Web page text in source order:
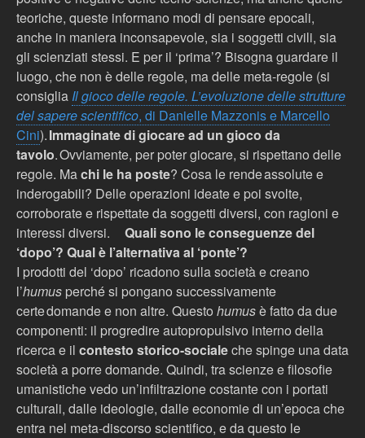
teoriche, queste informano modi di pensare epocali,
anche in maniera inconsapevole, sia i soggetti civili, sia
gli scienziati stessi. E per il ‘prima’? Bisogna guardare il
luogo, che non è delle regole, ma delle meta-regole (si
consiglia Il gioco delle regole. L’evoluzione delle strutture
del sapere scientifico, di Danielle Mazzonis e Marcello
Cini).Immaginate di giocare ad un gioco da
tavolo. Ovviamente, per poter giocare, si rispettano delle
regole. Machi le ha poste? Cosa le rende assolute e
inderogabili? Delle operazioni ideate e poi svolte,
corroborate e rispettate da soggetti diversi, con ragioni e
interessi diversi.
Quali sono le conseguenze del
‘dopo’? Qual è l’alternativa al ‘ponte’?
I prodotti del ‘dopo’ ricadono sulla società e creano
l’humus perché si pongano successivamente
certe domande e non altre. Questo humusèfatto da due
componenti: il progredire autopropulsivo interno della
ricerca e il contesto storico-socialeche spinge una data
società a porre domande. Quindi, tra scienze e filosofie
umanistiche vedo un’infiltrazione costante con i portati
culturali, dalle ideologie, dalle economie di un’epoca che
entra nel meta-discorso scientifico, e da questo le